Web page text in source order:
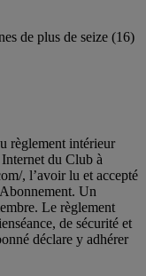
de plus de seize (16)
règlement intérieur
du Club à
, l’avoir lu et accepté
Un
Le règlement
de sécurité et
déclare y adhérer